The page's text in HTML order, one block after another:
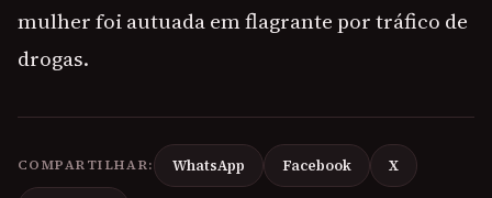
mulher foi autuada em flagrante por tráfico de
drogas.
COMPARTILHAR: WhatsApp Facebook X